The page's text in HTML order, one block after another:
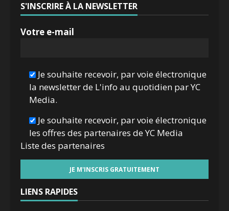
S'INSCRIRE À LA NEWSLETTER
Votre e-mail
Je souhaite recevoir, par voie électronique
la newsletter de L'info au quotidien par YC
Media.
Je souhaite recevoir, par voie électronique
les offres des partenaires de YC Media
Liste des partenaires
LIENS RAPIDES